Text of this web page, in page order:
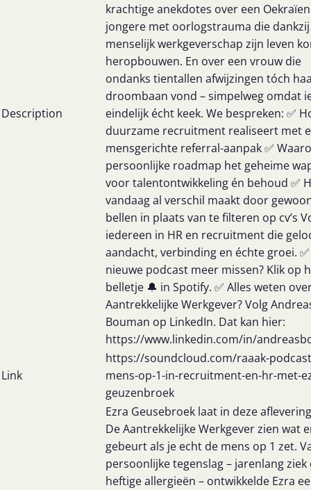
Description
krachtige anekdotes over een
jongere met oorlogstrauma die dankzij
menselijk werkgeverschap zijn leven
heropbouwen. En over een vrouw die
ondanks tientallen afwijzingen tóch
droombaan vond – simpelweg omdat
eindelijk écht keek. We bespreken: ✅
duurzame recruitment realiseert met
mensgerichte referral-aanpak ✅
persoonlijke roadmap het geheime
voor talentontwikkeling én behoud ✅
vandaag al verschil maakt door
bellen in plaats van te filteren op cv’s
iedereen in HR en recruitment die
aandacht, verbinding en échte groei.
nieuwe podcast meer missen? Klik op
belletje 🔔 in Spotify. ✅ Alles weten
Aantrekkelijke Werkgever? Volg
Bouman op LinkedIn. Dat kan hier:
https://www.linkedin.com/in/
Link
https://soundcloud.com/raaak-
mens-op-1-in-recruitment-en-hr-met-
geuzenbroek
Ezra Geusebroek laat in deze
De Aantrekkelijke Werkgever zien wat
gebeurt als je echt de mens op 1 zet.
persoonlijke tegenslag – jarenlang
heftige allergieën – ontwikkelde Ezra